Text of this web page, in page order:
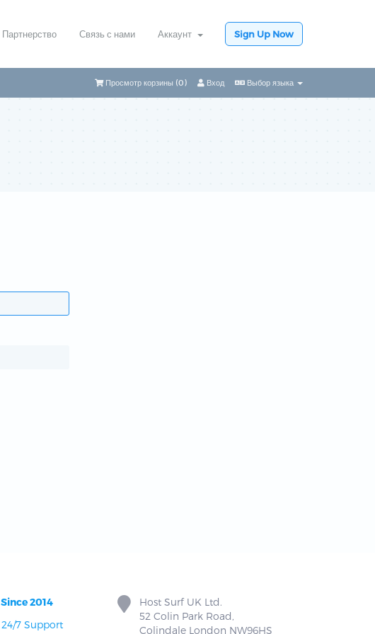
Партнерство Связь с нами Аккаунт Sign Up Now
Выбор языка
Вход
Просмотр корзины (0)
Since 2014
24/7 Support
Host Surf UK Ltd.
52 Colin Park Road,
Colindale London NW96HS